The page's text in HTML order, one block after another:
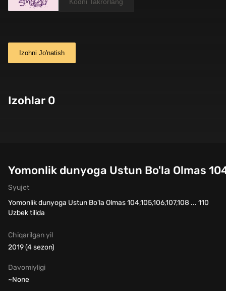
Izohni Jo'natish
Izohlar 0
Yomonlik dunyoga Ustun Bo'la Olmas
Syujet
Yomonlik dunyoga Ustun Bo'la Olmas 104,105,106,107,108 ... 110
Uzbek tilida
Chiqarilgan yil
2019 (4 sezon)
Davomiyligi
~None